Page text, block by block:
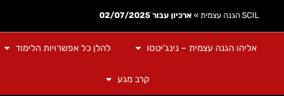
SCIL הגנה עצמית » ארכיון עבור 02/07/2025
אליהו הגנה עצמית – נינג'יטסו להלן כל אפשרויות הלימוד
קרב מגע